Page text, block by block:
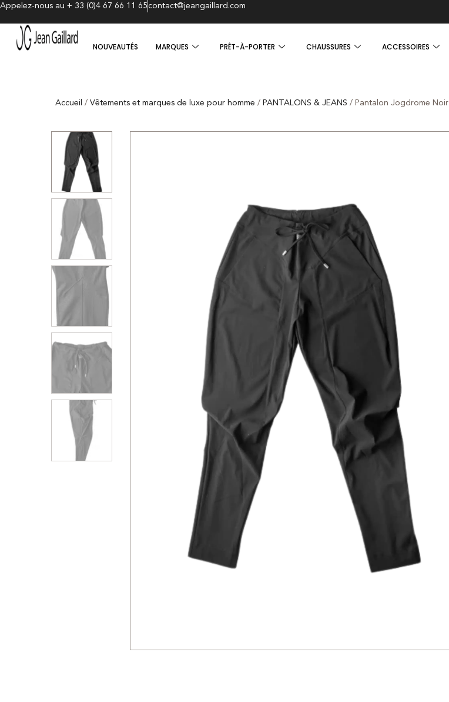
Appelez-nous au + 33 (0)4 67 66 11 65contact@jeangaillard.com
NOUVEAUTÉS MARQUES PRÊT-À-PORTER CHAUSSURES ACCESSOIRES
Accueil /Vêtements et marques de luxe pour homme / PANTALONS & JEANS / Pantalon Jogdrome Noir